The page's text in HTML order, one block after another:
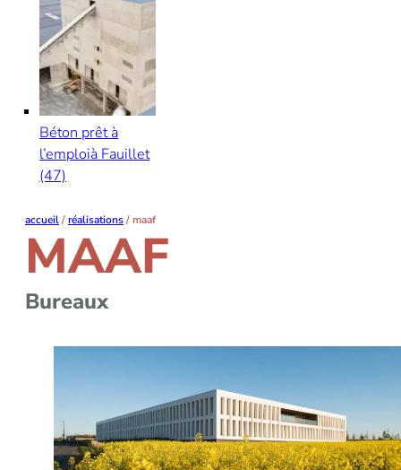
Béton prêt à
l’emploià Fauillet
(47)
accueil/réalisations/ maaf
MAAF
Bureaux